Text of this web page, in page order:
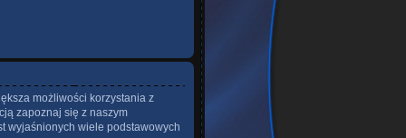
możliwości korzystania z
zapoznaj się z naszym
wyjaśnionych wiele podstawowych